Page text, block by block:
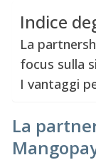
Indice
La
focus sulla
I vantaggi
La